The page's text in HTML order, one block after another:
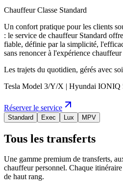
Chauffeur Classe Standard
Un confort pratique pour les clients
: le service de chauffeur Standard
fiable, définie par la simplicité,
sans renoncer à l'expérience chauffeur
Les trajets du quotidien, gérés avec
Tesla Model 3/Y/X | Hyundai IONIQ
Réserver le service
Standard Exec Lux MPV
Tous les transferts
Une gamme premium de transferts,
chauffeur personnel. Chaque
de haut rang.